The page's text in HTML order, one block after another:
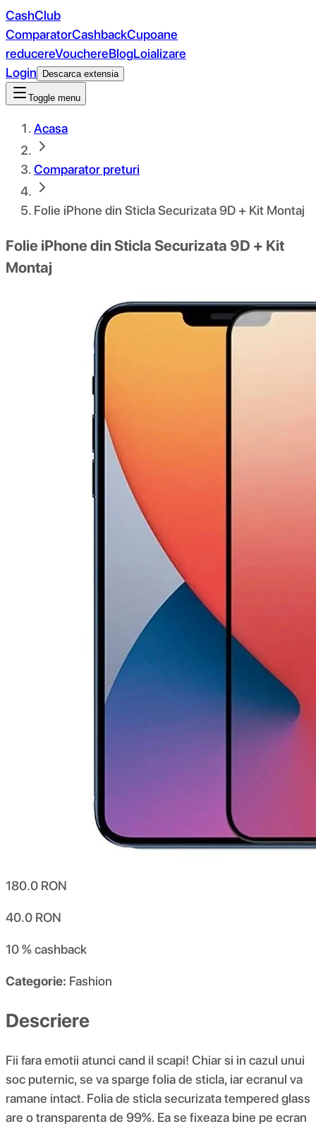
CashClub
ComparatorCashbackCupoane
reducereVouchereBlogLoializare
Login
Descarca extensia
Toggle menu
Acasa
Comparator preturi
Folie iPhone din Sticla Securizata 9D + Kit Montaj
Folie iPhone din Sticla Securizata 9D + Kit
Montaj
180.0 RON
40.0 RON
10 %cashback
Categorie: Fashion
Descriere
Fii fara emotii atunci cand il scapi! Chiar si in cazul unui
soc puternic, se va sparge folia de sticla, iar ecranul va
ramane intact. Folia de sticla securizata tempered glass
are o transparenta de 99%. Ea se fixeaza bine pe ecran